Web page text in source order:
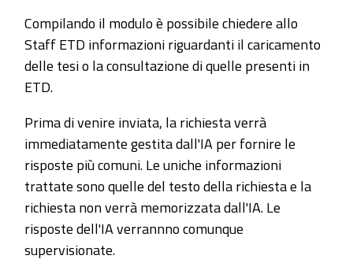
Compilando il modulo è possibile chiedere allo
Staff ETD informazioni riguardanti il caricamento
delle tesi o la consultazione di quelle presenti in
ETD.
Prima di venire inviata, la richiesta verrà
immediatamente gestita dall'IA per fornire le
risposte più comuni. Le uniche informazioni
trattate sono quelle del testo della richiesta e la
richiesta non verrà memorizzata dall'IA. Le
risposte dell'IA verrannno comunque
supervisionate.